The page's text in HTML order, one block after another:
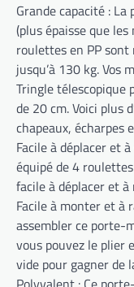
Grande capacité :
(plus épaisse que
roulettes en PP
jusqu’à 130 kg. Vos
Tringle télescopique
de 20 cm. Voici plus
chapeaux, écharpes
Facile à déplacer et
équipé de 4
facile à déplacer et
Facile à monter et à
assembler ce porte-
vous pouvez le plier
vide pour gagner de